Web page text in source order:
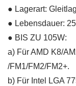
● Lagerart:
● Lebensdauer:
● BIS ZU 105W:
a) Für AMD K8/
/FM1/FM2/FM2+.
b) Für Intel LGA